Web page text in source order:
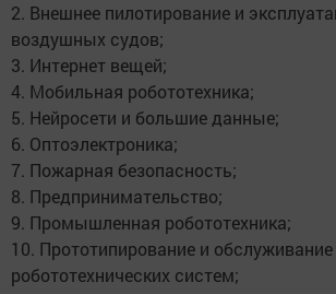
2. Внешнее пилотирование и
воздушных судов;
3. Интернет вещей;
4. Мобильная робототехника;
5. Нейросети и большие данные;
6. Оптоэлектроника;
7. Пожарная безопасность;
8. Предпринимательство;
9. Промышленная робототехника;
10. Прототипирование и
робототехнических систем;